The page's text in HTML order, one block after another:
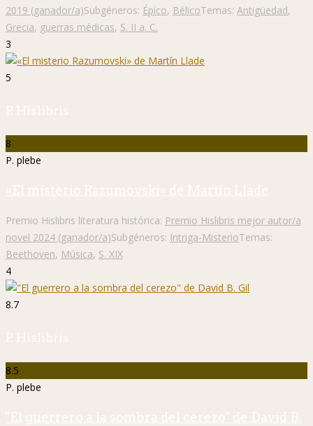
2019 (ganador/a)Subgéneros: Épico, BélicoTemas: Antigüedad,
Grecia, guerras médicas, S. II a. C.
3
5
P. Hislibris
8
P. plebe
«El misterio Razumovski» de Martín Llade
Premio Hislibris literatura histórica: Premio Hislibris mejor autor/a
novel 2024 (ganador/a)Subgéneros: Intriga-MisterioTemas:
Beethoven, Música, S. XIX
4
8.7
P. Hislibris
8.5
P. plebe
"El guerrero a la sombra del cerezo" de David B.